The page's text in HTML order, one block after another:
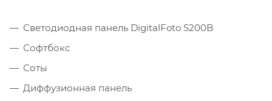
Светодиодная панель DigitalFoto S200B
Софтбокс
Соты
Диффузионная панель